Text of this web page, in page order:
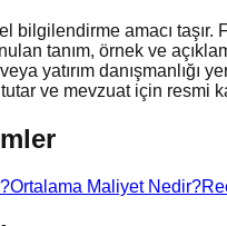
bilgilendirme amacı taşır.
tanım, örnek ve
yatırım danışmanlığı
ve mevzuat için resmi
Ortalama Maliyet Nedir?